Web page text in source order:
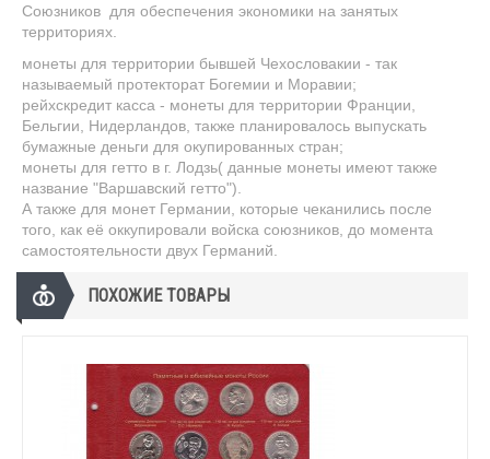
Союзников для обеспечения экономики на занятых
территориях.
монеты для территории бывшей Чехословакии - так
называемый протекторат Богемии и Моравии;
рейхскредит касса - монеты для территории Франции,
Бельгии, Нидерландов, также планировалось выпускать
бумажные деньги для окупированных стран;
монеты для гетто в г. Лодзь( данные монеты имеют также
название "Варшавский гетто").
А также для монет Германии, которые чеканились после
того, как её оккупировали войска союзников, до момента
самостоятельности двух Германий.
ПОХОЖИЕ ТОВАРЫ